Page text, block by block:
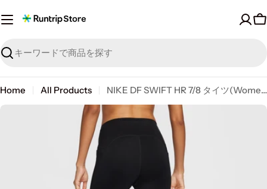
to
探
Home All Products
NIKE DF SWIFT HR 7/8 タイツ(Women's)